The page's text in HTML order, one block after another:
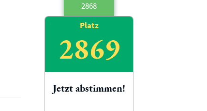
2868
Platz
2869
Jetzt abstimmen!